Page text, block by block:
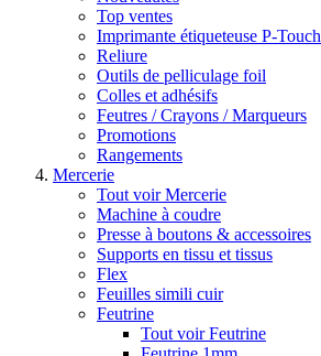
Top ventes
Imprimante étiqueteuse P-Touch
Reliure
Outils de pelliculage foil
Colles et adhésifs
Feutres / Crayons / Marqueurs
Promotions
Rangements
Mercerie
Tout voir Mercerie
Machine à coudre
Presse à boutons & accessoires
Supports en tissu et tissus
Flex
Feuilles simili cuir
Feutrine
Tout voir Feutrine